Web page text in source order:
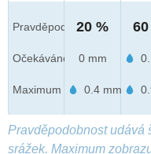
Pravděpod.
Očekáváno
Maximum
20 %
0 mm
0.4 mm
Pravděpodobnost udává
srážek. Maximum